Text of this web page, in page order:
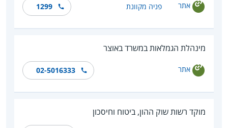
אתר פניה מקוונת 1299
מינהלת הגמלאות במשרד באוצר
אתר 02-5016333
מוקד רשות שוק ההון, ביטוח וחיסכון